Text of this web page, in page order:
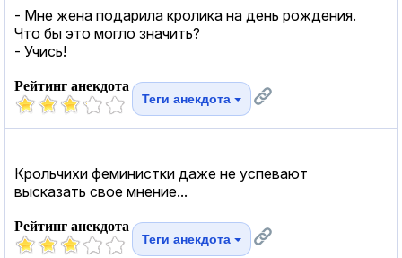
- Мне жена подарила кролика на день рождения.
Что бы это могло значить?
- Учись!
Рейтинг анекдота
Теги анекдота
Крольчихи феминистки даже не успевают
высказать свое мнение...
Рейтинг анекдота
Теги анекдота